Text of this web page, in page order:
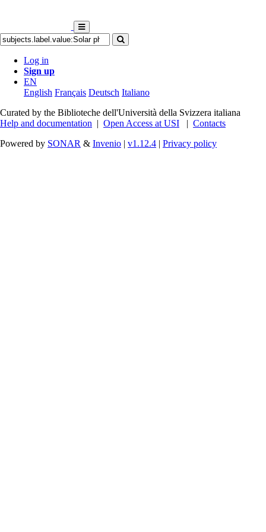
Log in
Sign up
EN
English Français Deutsch Italiano
Curated by the Biblioteche dell'Università della Svizzera italiana
Help and documentation | Open Access at USI | Contacts
Powered by SONAR & Invenio | v1.12.4 | Privacy policy